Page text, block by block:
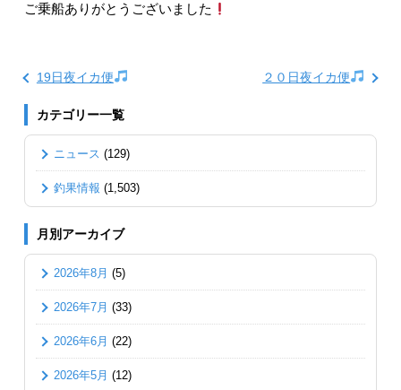
ご乗船ありがとうございました
19日夜イカ便 ２０日夜イカ便
カテゴリー一覧
ニュース (129)
釣果情報 (1,503)
月別アーカイブ
2026年8月 (5)
2026年7月 (33)
2026年6月 (22)
2026年5月 (12)